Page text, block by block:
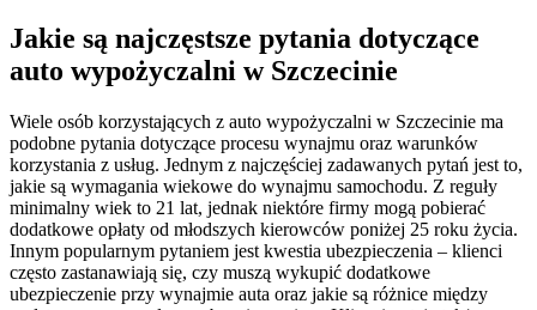
Jakie są najczęstsze pytania dotyczące
auto wypożyczalni w Szczecinie
Wiele osób korzystających z auto wypożyczalni w Szczecinie ma
podobne pytania dotyczące procesu wynajmu oraz warunków
korzystania z usług. Jednym z najczęściej zadawanych pytań jest to,
jakie są wymagania wiekowe do wynajmu samochodu. Z reguły
minimalny wiek to 21 lat, jednak niektóre firmy mogą pobierać
dodatkowe opłaty od młodszych kierowców poniżej 25 roku życia.
Innym popularnym pytaniem jest kwestia ubezpieczenia – klienci
często zastanawiają się, czy muszą wykupić dodatkowe
ubezpieczenie przy wynajmie auta oraz jakie są różnice między